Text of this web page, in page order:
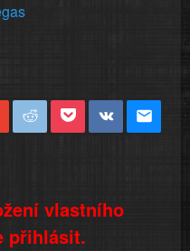
vlastního
přihlásit.